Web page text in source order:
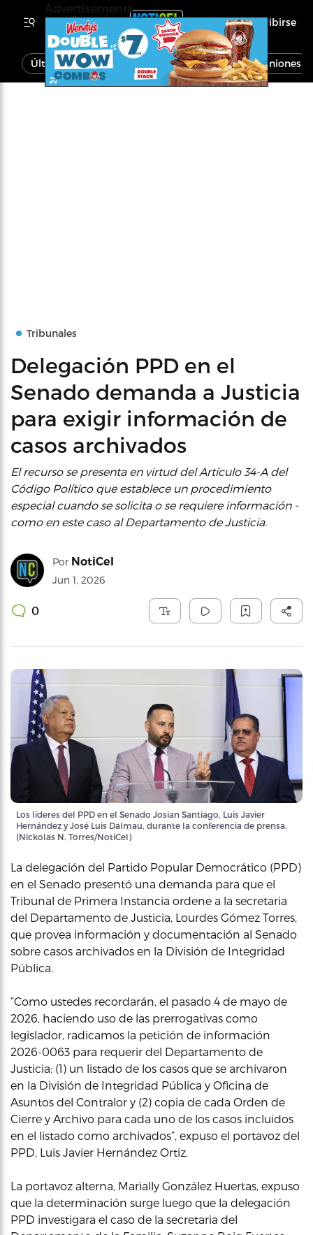
Inscribirse
Última Hora Noticias Economía Opiniones
Tribunales
Delegación PPD en el
Senado demanda a Justicia
para exigir información de
casos archivados
El recurso se presenta en virtud del Artículo 34-A del
Código Político que establece un procedimiento
especial cuando se solicita o se requiere información -
como en este caso al Departamento de Justicia.
Por NotiCel
Jun 1, 2026
0
Los líderes del PPD en el Senado Josian Santiago, Luis Javier
Hernández y José Luis Dalmau, durante la conferencia de prensa.
(Nickolas N. Torres/NotiCel)
La delegación del Partido Popular Democrático (PPD)
en el Senado presentó una demanda para que el
Tribunal de Primera Instancia ordene a la secretaria
del Departamento de Justicia, Lourdes Gómez Torres,
que provea información y documentación al Senado
sobre casos archivados en la División de Integridad
Pública.
“Como ustedes recordarán, el pasado 4 de mayo de
2026, haciendo uso de las prerrogativas como
legislador, radicamos la petición de información
2026-0063 para requerir del Departamento de
Justicia: (1) un listado de los casos que se archivaron
en la División de Integridad Pública y Oficina de
Asuntos del Contralor y (2) copia de cada Orden de
Cierre y Archivo para cada uno de los casos incluidos
en el listado como archivados”, expuso el portavoz del
PPD, Luis Javier Hernández Ortiz.
La portavoz alterna, Marially González Huertas, expuso
que la determinación surge luego que la delegación
PPD investigara el caso de la secretaria del
Advertisements